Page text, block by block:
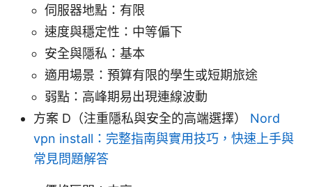
伺服器地點：有限
速度與穩定性：中等偏下
安全與隱私：基本
適用場景：預算有限的學生或短期旅途
弱點：高峰期易出現連線波動
方案 D（注重隱私與安全的高端選擇） Nord
vpn install：完整指南與實用技巧，快速上手與
常見問題解答